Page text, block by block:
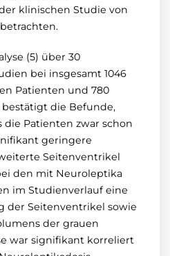
klinischen Studie von
(5) über 30
bei insgesamt 1046
Patienten und 780
die Befunde,
die Patienten zwar schon
geringere
Seitenventrikel
den mit Neuroleptika
im Studienverlauf eine
der Seitenventrikel sowie
der grauen
war signifikant korreliert